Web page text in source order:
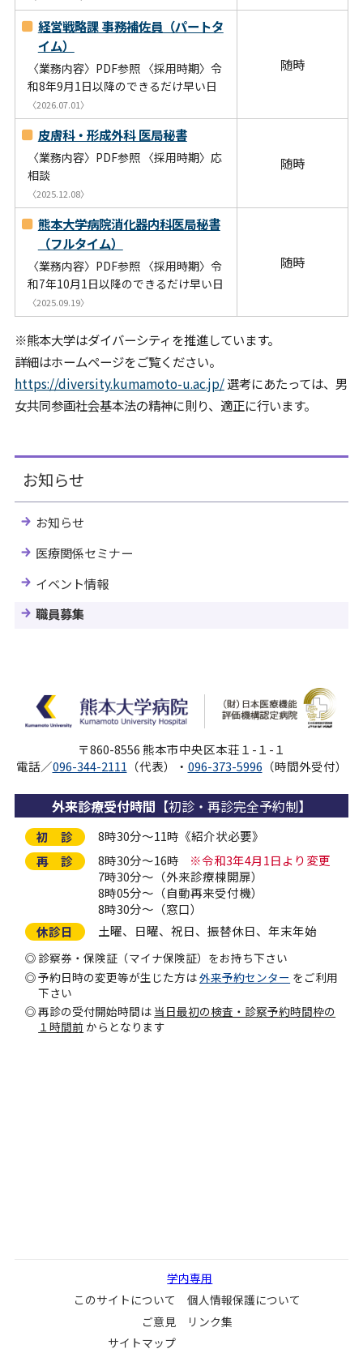
経営戦略課 事務補佐員（パートタ
イム）
〈業務内容〉PDF参照 〈採用時期〉令
和8年9月1日以降のできるだけ早い日
〈2026.07.01〉
随時
皮膚科・形成外科 医局秘書
〈業務内容〉PDF参照 〈採用時期〉応
相談
〈2025.12.08〉
随時
熊本大学病院消化器内科医局秘書
（フルタイム）
〈業務内容〉PDF参照 〈採用時期〉令
和7年10月1日以降のできるだけ早い日
〈2025.09.19〉
随時
※熊本大学はダイバーシティを推進しています。
詳細はホームページをご覧ください。
https://diversity.kumamoto-u.ac.jp/選考にあたっては、男
女共同参画社会基本法の精神に則り、適正に行います。
お知らせ
お知らせ
医療関係セミナー
イベント情報
職員募集
〒860-8556 熊本市中央区本荘１-１-１
電話／096-344-2111 （代表）・ 096-373-5996 （時間外受付）
外来診療受付時間 【初診・再診完全予約制】
初 診
8時30分～11時《紹介状必要》
再 診
8時30分～16時
※令和3年4月1日より変更
7時30分～（外来診療棟開扉）
8時05分～（自動再来受付機）
8時30分～（窓口）
休診日
土曜、日曜、祝日、振替休日、年末年始
診察券・保険証（マイナ保険証）をお持ち下さい
予約日時の変更等が生じた方は外来予約センター をご利用
下さい
再診の受付開始時間は 当日最初の検査・診察予約時間枠の
１時間前 からとなります
学内専用
このサイトについて
個人情報保護について
ご意見
リンク集
サイトマップ